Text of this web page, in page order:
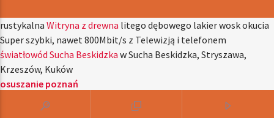
rustykalna Witryna z drewna litego dębowego lakier wosk okucia
Super szybki, nawet 800Mbit/s z Telewizją i telefonem
światłowód Sucha Beskidzka w Sucha Beskidzka, Stryszawa,
Krzeszów, Kuków
osuszanie poznań
kancelaria prawna nieruchomości Warszawa
najlepszy najszybszy
Serwis laptopów pruszków sprawdź już dziś